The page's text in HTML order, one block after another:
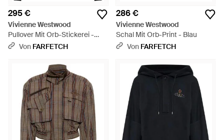
295 €
Vivienne Westwood
Pullover Mit Orb-Stickerei -
BlauVon FARFETCH
286 €
Vivienne Westwood
Schal Mit Orb-Print - Blau
Von FARFETCH